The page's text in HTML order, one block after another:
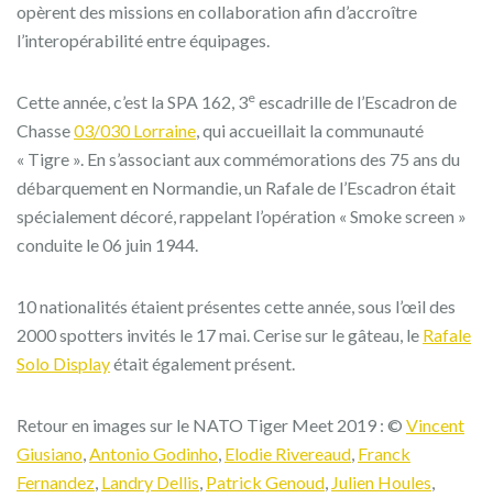
opèrent des missions en collaboration afin d’accroître
l’interopérabilité entre équipages.
Cette année, c’est la SPA 162, 3e escadrille de l’Escadron de
Chasse03/030 Lorraine , qui accueillait la communauté
« Tigre ». En s’associant aux commémorations des 75 ans du
débarquement en Normandie, un Rafale de l’Escadron était
spécialement décoré, rappelant l’opération « Smoke screen »
conduite le 06 juin 1944.
10 nationalités étaient présentes cette année, sous l’œil des
2000 spotters invités le 17 mai. Cerise sur le gâteau, le Rafale
Solo Displayétait également présent.
Retour en images sur le NATO Tiger Meet 2019 : © Vincent
Giusiano Antonio Godinho Elodie Rivereaud Franck
Fernandez Landry Dellis Patrick Genoud Julien Houles